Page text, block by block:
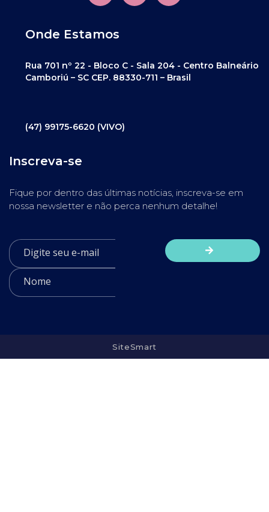
Onde Estamos
Rua 701 nº 22 - Bloco C - Sala 204 - Centro Balneário
Camboriú – SC CEP. 88330-711 – Brasil
(47) 99175-6620 (VIVO)
Inscreva-se
Fique por dentro das últimas notícias, inscreva-se em
nossa newsletter e não perca nenhum detalhe!
SiteSmart